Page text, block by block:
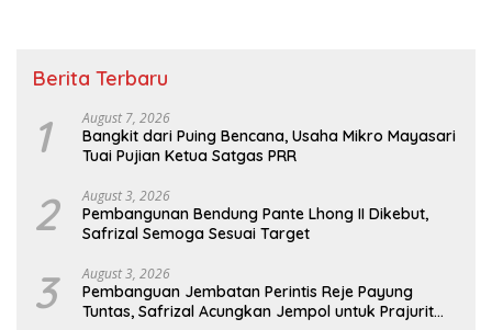
Berita Terbaru
1 August 7, 2026
Bangkit dari Puing Bencana, Usaha Mikro Mayasari
Tuai Pujian Ketua Satgas PRR
2 August 3, 2026
Pembangunan Bendung Pante Lhong II Dikebut,
Safrizal Semoga Sesuai Target
3 August 3, 2026
Pembanguan Jembatan Perintis Reje Payung
Tuntas, Safrizal Acungkan Jempol untuk Prajurit